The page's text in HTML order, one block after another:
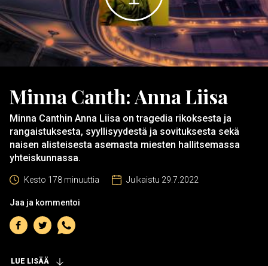
audio
Minna Canth: Anna Liisa
Minna Canthin Anna Liisa on tragedia rikoksesta ja
rangaistuksesta, syyllisyydestä ja sovituksesta sekä
naisen alisteisesta asemasta miesten hallitsemassa
yhteiskunnassa.
Kesto 178 minuuttia Julkaistu 29.7.2022
Jaa ja kommentoi
Jaa
Facebookiin
Jaa
Twitteriin
Jaa
WhatsAppiin
LUE LISÄÄ